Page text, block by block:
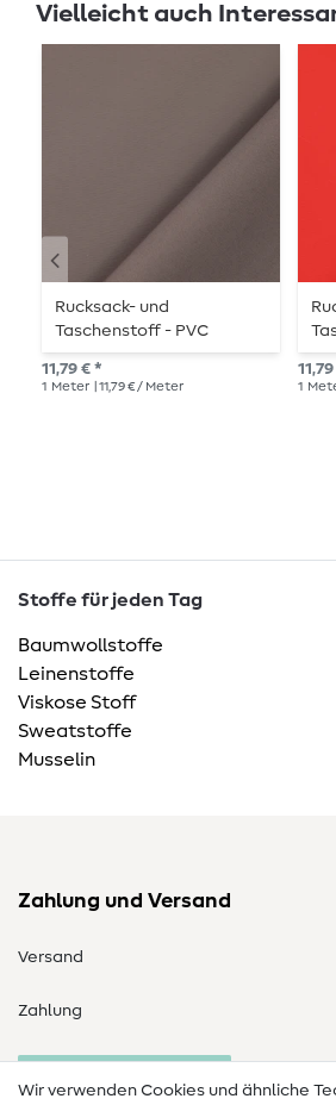
Vielleicht auch
Rucksack- und
Taschenstoff - PVC
Beschichtet Grau
11,79 € *
1 Meter | 11,79 € / Meter 1
Stoffe für jeden Tag
Baumwollstoffe
Leinenstoffe
Viskose Stoff
Sweatstoffe
Musselin
Zahlung und Versand
Versand
Zahlung
Wir verwenden Cookies und ähnliche